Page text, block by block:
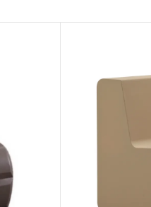
場合に限り使用可能です。
権利は、当社または正当
ること